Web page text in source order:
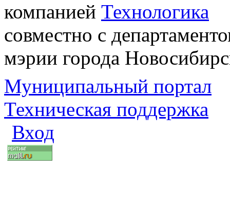
компанией Технологика
совместно с
мэрии города
Муниципальный портал
Техническая поддержка
Вход